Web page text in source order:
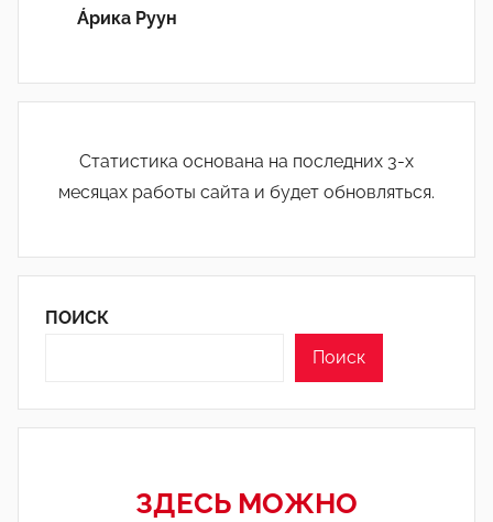
Áрика Руун
Статистика основана на последних 3-х
месяцах работы сайта и будет обновляться.
ПОИСК
Поиск
ЗДЕСЬ МОЖНО